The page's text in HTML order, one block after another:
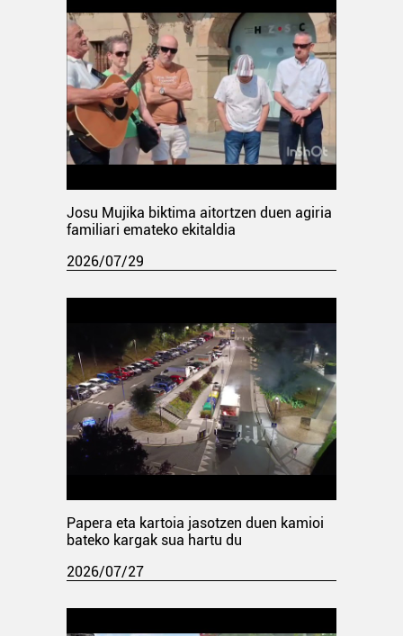
Josu Mujika biktima aitortzen duen agiria
familiari emateko ekitaldia
2026/07/29
Papera eta kartoia jasotzen duen kamioi
bateko kargak sua hartu du
2026/07/27